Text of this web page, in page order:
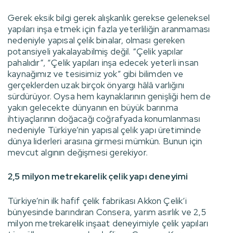
Gerek eksik bilgi gerek alışkanlık gerekse geleneksel
yapıları inşa etmek için fazla yeterliliğin aranmaması
nedeniyle yapısal çelik binalar, olması gereken
potansiyeli yakalayabilmiş değil. “Çelik yapılar
pahalıdır”, “Çelik yapıları inşa edecek yeterli insan
kaynağımız ve tesisimiz yok” gibi bilimden ve
gerçeklerden uzak birçok önyargı hâlâ varlığını
sürdürüyor. Oysa hem kaynaklarının genişliği hem de
yakın gelecekte dünyanın en büyük barınma
ihtiyaçlarının doğacağı coğrafyada konumlanması
nedeniyle Türkiye’nin yapısal çelik yapı üretiminde
dünya liderleri arasına girmesi mümkün. Bunun için
mevcut algının değişmesi gerekiyor.
2,5 milyon metrekarelik çelik yapı deneyimi
Türkiye’nin ilk hafif çelik fabrikası Akkon Çelik’i
bünyesinde barındıran Consera, yarım asırlık ve 2,5
milyon metrekarelik inşaat deneyimiyle çelik yapıları